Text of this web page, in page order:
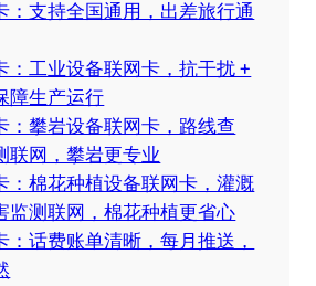
：支持全国通用，出差旅行通
：工业设备联网卡，抗干扰 +
障生产运行
：攀岩设备联网卡，路线查
联网，攀岩更专业
：棉花种植设备联网卡，灌溉
监测联网，棉花种植更省心
：话费账单清晰，每月推送，